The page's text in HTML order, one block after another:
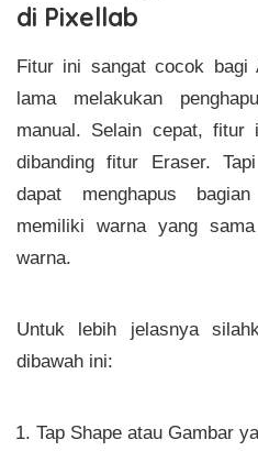
di Pixellab
Fitur ini sangat cocok bagi
lama melakukan
manual. Selain cepat,
dibanding fitur Eraser.
dapat menghapus
memiliki warna yang
warna.
Untuk lebih jelasnya
dibawah ini:
Tap Shape atau Gambar